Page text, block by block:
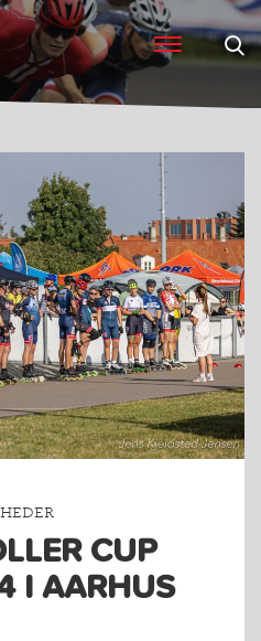
CUP
I AARHUS